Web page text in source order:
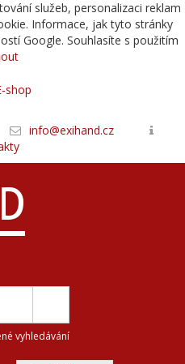
služeb, personalizaci reklam
Informace, jak tyto stránky
Google. Souhlasíte s použitím
shop
info@exihand.cz
vyhledávání